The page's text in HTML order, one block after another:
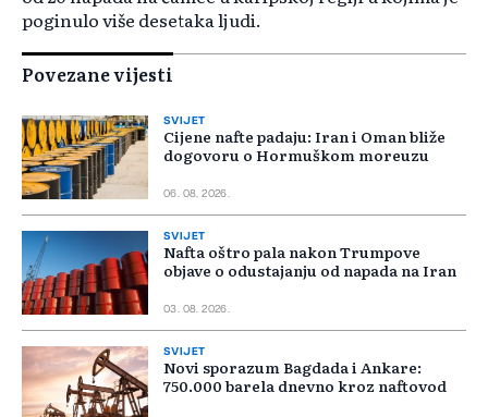
poginulo više desetaka ljudi.
Povezane vijesti
SVIJET
Cijene nafte padaju: Iran i Oman bliže
dogovoru o Hormuškom moreuzu
06. 08. 2026.
SVIJET
Nafta oštro pala nakon Trumpove
objave o odustajanju od napada na Iran
03. 08. 2026.
SVIJET
Novi sporazum Bagdada i Ankare:
750.000 barela dnevno kroz naftovod